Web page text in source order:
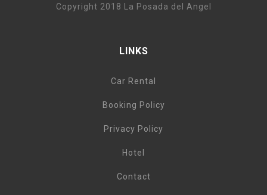
Copyright 2018 La Posada del Angel
LINKS
Car Rental
Booking Policy
Privacy Policy
Hotel
Contact